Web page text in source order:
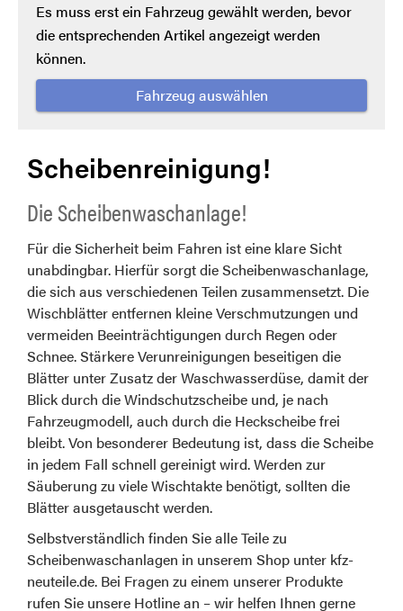
Es muss erst ein Fahrzeug gewählt werden, bevor
die entsprechenden Artikel angezeigt werden
können.
Fahrzeug auswählen
Scheibenreinigung!
Die Scheibenwaschanlage!
Für die Sicherheit beim Fahren ist eine klare Sicht
unabdingbar. Hierfür sorgt die Scheibenwaschanlage,
die sich aus verschiedenen Teilen zusammensetzt. Die
Wischblätter entfernen kleine Verschmutzungen und
vermeiden Beeinträchtigungen durch Regen oder
Schnee. Stärkere Verunreinigungen beseitigen die
Blätter unter Zusatz der Waschwasserdüse, damit der
Blick durch die Windschutzscheibe und, je nach
Fahrzeugmodell, auch durch die Heckscheibe frei
bleibt. Von besonderer Bedeutung ist, dass die Scheibe
in jedem Fall schnell gereinigt wird. Werden zur
Säuberung zu viele Wischtakte benötigt, sollten die
Blätter ausgetauscht werden.
Selbstverständlich finden Sie alle Teile zu
Scheibenwaschanlagen in unserem Shop unter kfz-
neuteile.de. Bei Fragen zu einem unserer Produkte
rufen Sie unsere Hotline an – wir helfen Ihnen gerne